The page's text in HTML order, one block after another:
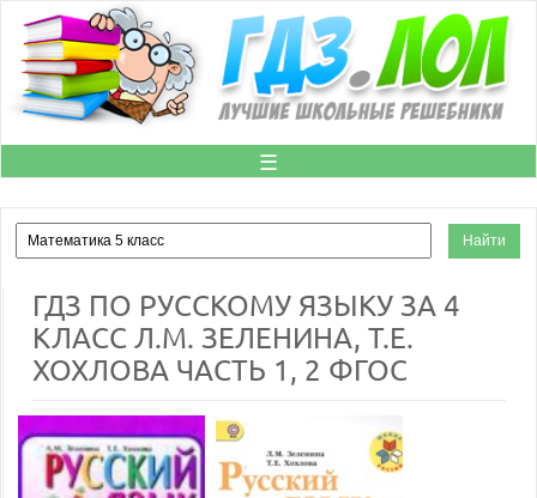
☰
ГДЗ ПО РУССКОМУ ЯЗЫКУ ЗА 4
КЛАСС Л.М. ЗЕЛЕНИНА, Т.Е.
ХОХЛОВА ЧАСТЬ 1, 2 ФГОС